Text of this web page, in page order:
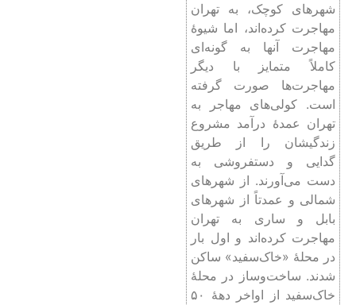
شهرهای کوچک، به تهران
مهاجرت کرده‌اند، اما شیوۀ
مهاجرت آنها به گونه‌ای
کاملاً متمایز با دیگر
مهاجرت‌ها صورت گرفته
است. کولی‌های مهاجر به
تهران عمدۀ درآمد مشروع
زندگیشان را از طریق
گدایی و دستفروشی به
دست می‌آورند. از شهرهای
شمالی و عمدتاً از شهرهای
بابل و ساری به تهران
مهاجرت کرده‌اند و اول بار
در محلۀ «خاک‌سفید» ساکن
شدند. ساخت‌وساز در محلۀ
خاک‌سفید از اواخر دهۀ ۵۰